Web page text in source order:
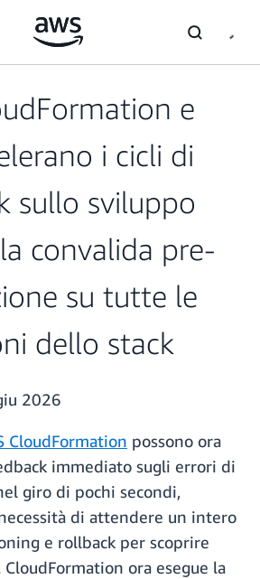
e
i cicli di
sullo sviluppo
convalida pre-
su tutte le
dello stack
2026
CloudFormation possono ora
immediato sugli errori di
giro di pochi secondi,
di attendere un intero
e rollback per scoprire
ora esegue la